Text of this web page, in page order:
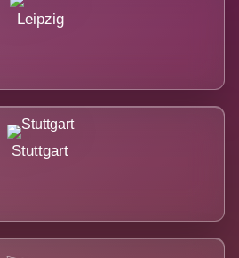
Leipzig
Stuttgart